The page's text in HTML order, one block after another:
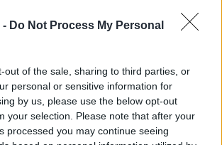
- Do Not Process My Personal
out of the sale, sharing to third parties, or
personal or sensitive information for
by us, please use the below opt-out
your selection. Please note that after your
processed you may continue seeing
Χάλιφαξ;»
#TeamCoast2Coast
ήταν «Τι είπες μόλις; Μόλις
ιδέα! Ας το κάνουμε.» Το
φίλους που έτρεξαν μαζί μου